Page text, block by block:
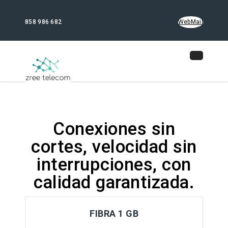
858 986 682 WebMail
Conexiones sin
cortes, velocidad sin
interrupciones, con
calidad garantizada.
FIBRA 1 GB